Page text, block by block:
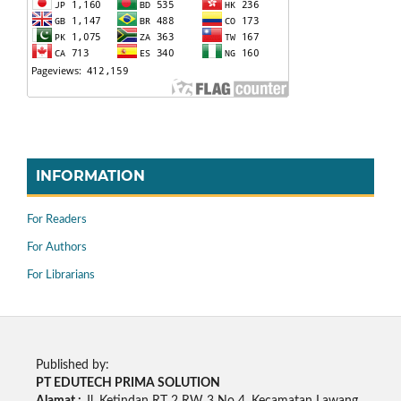
INFORMATION
For Readers
For Authors
For Librarians
Published by:
PT EDUTECH PRIMA SOLUTION